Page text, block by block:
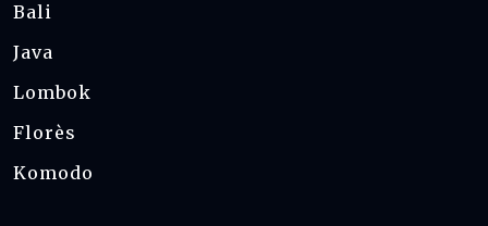
Bali
Java
Lombok
Florès
Komodo